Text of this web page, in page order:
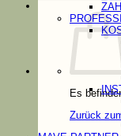
Es
Zurück